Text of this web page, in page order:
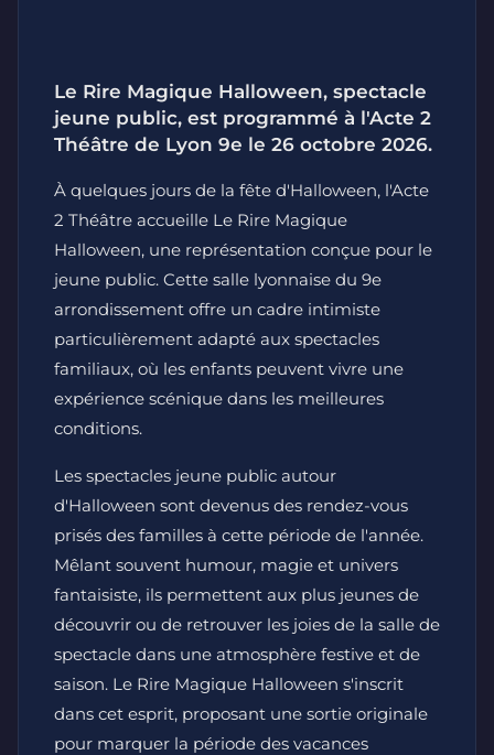
Le Rire Magique Halloween, spectacle
jeune public, est programmé à l'Acte 2
Théâtre de Lyon 9e le 26 octobre 2026.
À quelques jours de la fête d'Halloween, l'Acte
2 Théâtre accueille Le Rire Magique
Halloween, une représentation conçue pour le
jeune public. Cette salle lyonnaise du 9e
arrondissement offre un cadre intimiste
particulièrement adapté aux spectacles
familiaux, où les enfants peuvent vivre une
expérience scénique dans les meilleures
conditions.
Les spectacles jeune public autour
d'Halloween sont devenus des rendez-vous
prisés des familles à cette période de l'année.
Mêlant souvent humour, magie et univers
fantaisiste, ils permettent aux plus jeunes de
découvrir ou de retrouver les joies de la salle de
spectacle dans une atmosphère festive et de
saison. Le Rire Magique Halloween s'inscrit
dans cet esprit, proposant une sortie originale
pour marquer la période des vacances